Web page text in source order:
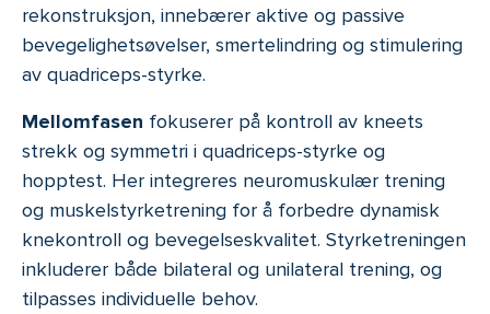
rekonstruksjon, innebærer aktive og passive
bevegelighetsøvelser, smertelindring og stimulering
av quadriceps-styrke.
Mellomfasen fokuserer på kontroll av kneets
strekk og symmetri i quadriceps-styrke og
hopptest. Her integreres neuromuskulær trening
og muskelstyrketrening for å forbedre dynamisk
knekontroll og bevegelseskvalitet. Styrketreningen
inkluderer både bilateral og unilateral trening, og
tilpasses individuelle behov.